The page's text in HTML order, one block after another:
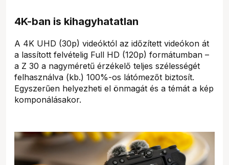
4K-ban is kihagyhatatlan
A 4K UHD (30p) videóktól az időzített videókon át
a lassított felvételig Full HD (120p) formátumban –
a Z 30 a nagyméretű érzékelő teljes szélességét
felhasználva (kb.) 100%-os látómezőt biztosít.
Egyszerűen helyezheti el önmagát és a témát a kép
komponálásakor.